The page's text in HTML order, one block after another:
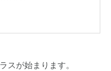
スが始まります。